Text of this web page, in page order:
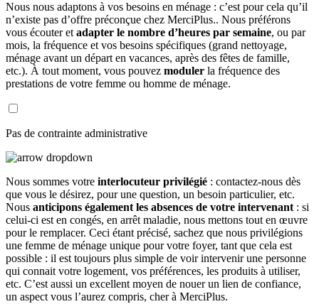
Nous nous adaptons à vos besoins en ménage : c’est pour cela qu’il
n’existe pas d’offre préconçue chez MerciPlus.. Nous préférons
vous écouter et adapter le nombre d’heures par semaine, ou par
mois, la fréquence et vos besoins spécifiques (grand nettoyage,
ménage avant un départ en vacances, après des fêtes de famille,
etc.). À tout moment, vous pouvez moduler la fréquence des
prestations de votre femme ou homme de ménage.
Pas de contrainte administrative
Nous sommes votre interlocuteur privilégié : contactez-nous dès
que vous le désirez, pour une question, un besoin particulier, etc.
Nous anticipons également les absences de votre intervenant : si
celui-ci est en congés, en arrêt maladie, nous mettons tout en œuvre
pour le remplacer. Ceci étant précisé, sachez que nous privilégions
une femme de ménage unique pour votre foyer, tant que cela est
possible : il est toujours plus simple de voir intervenir une personne
qui connait votre logement, vos préférences, les produits à utiliser,
etc. C’est aussi un excellent moyen de nouer un lien de confiance,
un aspect vous l’aurez compris, cher à MerciPlus.